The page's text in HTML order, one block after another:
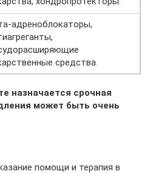
адреноблокаторы,
средства.
назначается срочная
может быть очень
помощи и терапия в